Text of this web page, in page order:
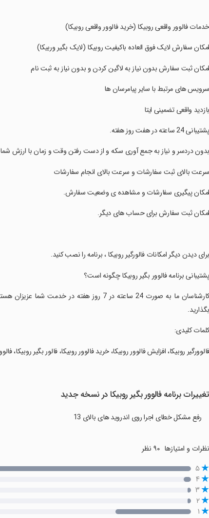
‏خدمات فالوور واقعی روبیکا (خرید فالوور واقعی روبیکا)
‏امکان سفارش لایک فوق العاده باکیفیت روبیکا (لایک بگیر وربیکا)
‏امکان ثبت سفارش بدون نیاز به لاگین کردن و بدون نیاز به ثبت نام
‏سرویس های مرتبط با سایر پیامرسان ها
‏بازدید واقعی تضمینی ایتا
‏پشتیبانی 24 ساعته در هفت روز هفته.
‏بدون دردسر و نیاز به جمع آوری سکه و از دست رفتن وقت و زمان با ارزش
‏سرعت بالای ثبت سفارشات و سرعت بالای انجام سفارشات
‏امکان پیگیری سفارشات و مشاهده ی وضعیت سفارش.
‏امکان ثبت سفارش برای حساب های دیگر.
‏برای دیدن دیگر امکانات فالورگیر روبیکا ، برنامه را نصب کنید.
‏پشتیبانی برنامه فالوور بگیر روبیکا چگونه است؟
‏کارشناسان ما به صورت 24 ساعته در 7 روز
بگذارید.
‏کلمات کلیدی:
‏فالوورگیر روبیکا، افزایش فالوور روبیکا، خرید فالوور روبیکا، فالور بگیر روبیکا،
تغییرات برنامه فالوور بگیر روبیکا در نسخه جدید
رفع مشکل خطای اجرا روی اندروید های بالای 13
نظرات و امتیازها ۹۰ نظر
۵
۴
۳
۲
۱